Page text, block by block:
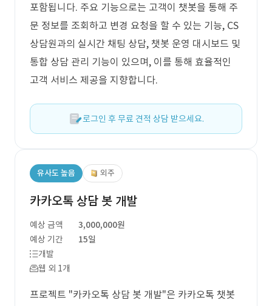
포함됩니다. 주요 기능으로는 고객이 챗봇을 통해 주
문 정보를 조회하고 변경 요청을 할 수 있는 기능, CS
상담원과의 실시간 채팅 상담, 챗봇 운영 대시보드 및
통합 상담 관리 기능이 있으며, 이를 통해 효율적인
고객 서비스 제공을 지향합니다.
로그인 후 무료 견적 상담 받으세요.
유사도 높음 외주
카카오톡 상담 봇 개발
예상 금액
3,000,000원
예상 기간
15일
개발
웹 외 1개
프로젝트 "카카오톡 상담 봇 개발"은 카카오톡 챗봇